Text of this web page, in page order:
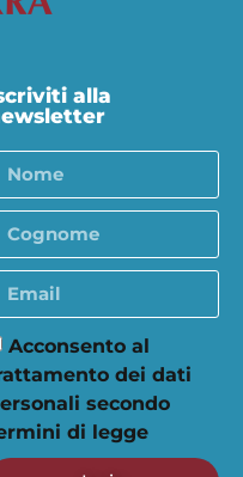
alla
Acconsento al
dei dati
secondo
di legge